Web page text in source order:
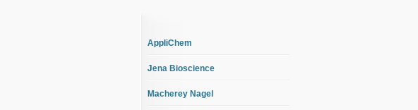
AppliChem
Jena Bioscience
Macherey Nagel